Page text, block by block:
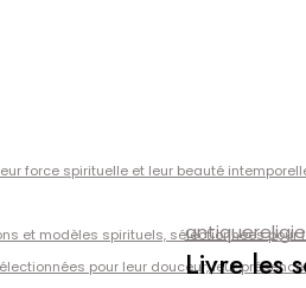
force spirituelle et leur beauté
et modèles spirituels, sélectionnées pour
pour leur douceur, leur
Livre les